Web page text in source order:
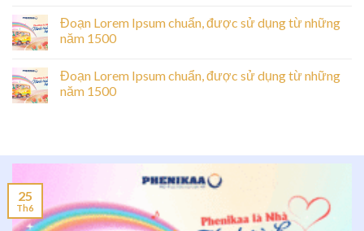
Đoạn Lorem Ipsum chuẩn, được sử dụng từ những
năm 1500
Đoạn Lorem Ipsum chuẩn, được sử dụng từ những
năm 1500
25
Th6